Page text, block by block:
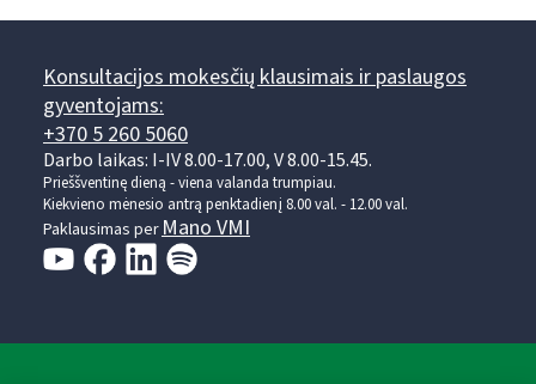
Konsultacijos mokesčių klausimais ir paslaugos
gyventojams:
+370 5 260 5060
Darbo laikas: I-IV 8.00-17.00, V 8.00-15.45.
Prieššventinę dieną - viena valanda trumpiau.
Kiekvieno mėnesio antrą penktadienį 8.00 val. - 12.00 val.
Paklausimas perMano VMI